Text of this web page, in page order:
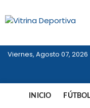
al
Viernes, Agosto 07, 2026
INICIO FÚTBOL